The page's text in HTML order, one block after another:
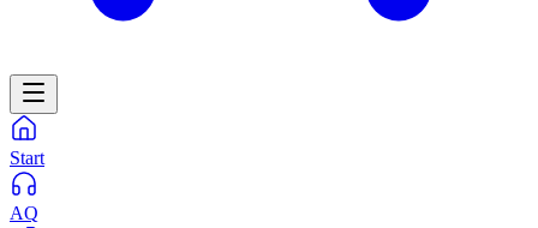
Start
AQ